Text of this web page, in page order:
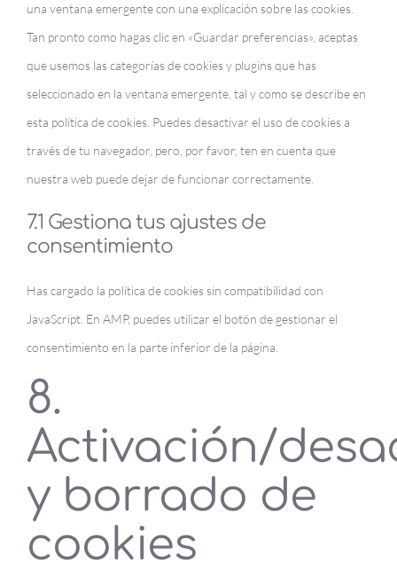
una ventana emergente con una explicación sobre las cookies.
Tan pronto como hagas clic en «Guardar preferencias», aceptas
que usemos las categorías de cookies y plugins que has
seleccionado en la ventana emergente, tal y como se describe en
esta política de cookies. Puedes desactivar el uso de cookies a
través de tu navegador, pero, por favor, ten en cuenta que
nuestra web puede dejar de funcionar correctamente.
7.1 Gestiona tus ajustes de
consentimiento
Has cargado la política de cookies sin compatibilidad con
JavaScript. En AMP, puedes utilizar el botón de gestionar el
consentimiento en la parte inferior de la página.
8.
Activación/
y borrado de
cookies